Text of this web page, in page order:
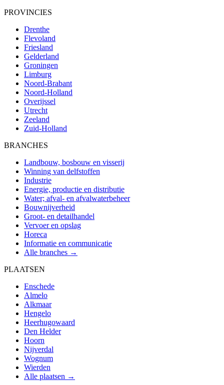
PROVINCIES
Drenthe
Flevoland
Friesland
Gelderland
Groningen
Limburg
Noord-Brabant
Noord-Holland
Overijssel
Utrecht
Zeeland
Zuid-Holland
BRANCHES
Landbouw, bosbouw en visserij
Winning van delfstoffen
Industrie
Energie, productie en distributie
Water; afval- en afvalwaterbeheer
Bouwnijverheid
Groot- en detailhandel
Vervoer en opslag
Horeca
Informatie en communicatie
Alle branches →
PLAATSEN
Enschede
Almelo
Alkmaar
Hengelo
Heerhugowaard
Den Helder
Hoorn
Nijverdal
Wognum
Wierden
Alle plaatsen →